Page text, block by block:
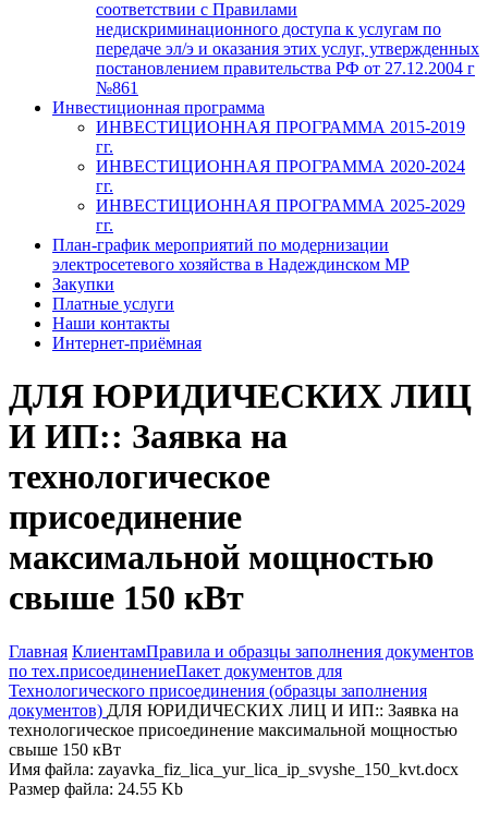
соответствии с Правилами
недискриминационного доступа к услугам по
передаче эл/э и оказания этих услуг, утвержденных
постановлением правительства РФ от 27.12.2004 г
№861
Инвестиционная программа
ИНВЕСТИЦИОННАЯ ПРОГРАММА 2015-2019
гг.
ИНВЕСТИЦИОННАЯ ПРОГРАММА 2020-2024
гг.
ИНВЕСТИЦИОННАЯ ПРОГРАММА 2025-2029
гг.
План-график мероприятий по модернизации
электросетевого хозяйства в Надеждинском МР
Закупки
Платные услуги
Наши контакты
Интернет-приёмная
ДЛЯ ЮРИДИЧЕСКИХ ЛИЦ
И ИП:: Заявка на
технологическое
присоединение
максимальной мощностью
свыше 150 кВт
Главная КлиентамПравила и образцы заполнения документов
по тех.присоединениеПакет документов для
Технологического присоединения (образцы заполнения
документов) ДЛЯ ЮРИДИЧЕСКИХ ЛИЦ И ИП:: Заявка на
технологическое присоединение максимальной мощностью
свыше 150 кВт
Имя файла: zayavka_fiz_lica_yur_lica_ip_svyshe_150_kvt.docx
Размер файла: 24.55 Kb